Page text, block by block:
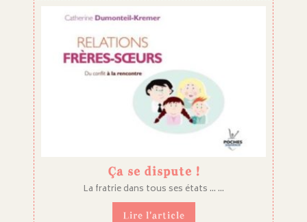
Ça se dispute !
La fratrie dans tous ses états ... ...
Lire l'article